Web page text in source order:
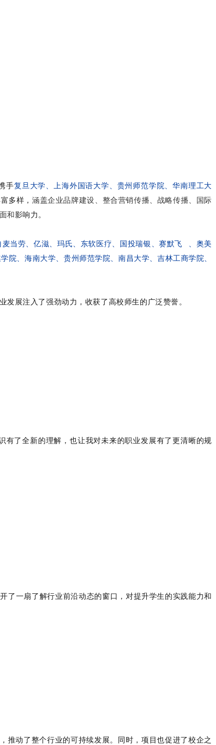
手复旦大学、上海外国语大学、贵州师范学院、华南理工大
多样，涵盖企业品牌建设、整合营销传播、战略传播、国际
和影响力。
当劳、亿滋、玛氏、东软医疗、国投瑞银、赛默飞
、奥美
、海南大学、贵州师范学院、南昌大学、吉林工商学院、
展注入了强劲动力，收获了高校师生的广泛赞誉。
有了全新的理解，也让我对未来的职业发展有了更清晰的规
了一扇了解行业前沿动态的窗口，对提升学生的实践能力和
推动了整个行业的可持续发展。同时，项目也促进了校企之